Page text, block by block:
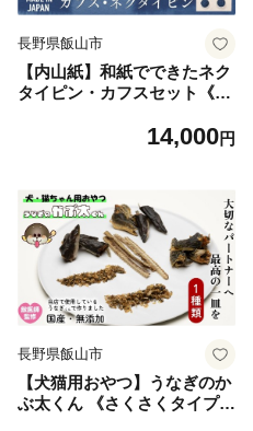
長野県飯山市
【内山紙】和紙でできたネク
タイピン・カフスセット《藍
ネクタイ おしゃれ 大人 スー
14,000円
長野県飯山市
【犬猫用おやつ】うなぎのか
ぶ太くん 《さくさくタイプ》